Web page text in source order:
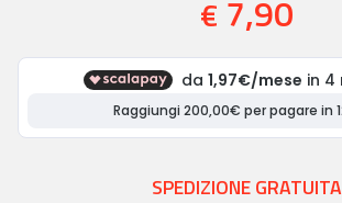
€ 7,90
SPEDIZIONE GRATUITA